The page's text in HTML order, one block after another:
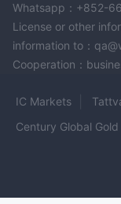
Whatsapp：+852-
License or other
information to：
Cooperation：
IC Markets
Century Global